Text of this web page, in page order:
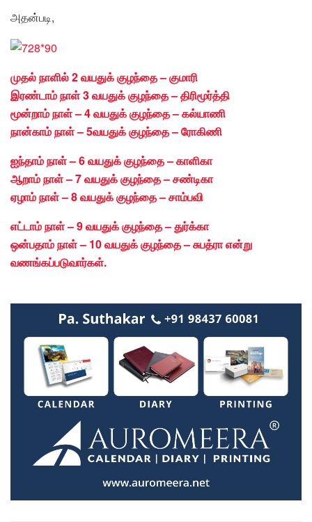
அதன்படி,
முதல் நாளில் 2 வயதுக் குழந்தை – குமாரி
இரண்டாம் நாள் 3 வயதுக் குழந்தை – திரிமூர்த்தி
மூன்றாம் நாள் – 4 வயதுக் குழந்தை – கல்யாணி
நான்காம் நாள் – 5வயதுக் குழந்தை – ரோகிணி
ஐந்தாம் நாள் – 6 வயதுக் குழந்தை – காளிகா
ஆறாம் நாள் – 7 வயதுக் குழந்தை – சண்டிகா
ஏழாம் நாள் – 8 வயதுக் குழந்தை – சாம்பவி
எட்டாம் நாள் – 9 வயதுக் குழந்தை – துர்க்கா
ஒன்பதாம் நாள் – 10 வயதுக் குழந்தை – சுபத்ராஎன்று
வணங்கப்படுவார்கள்.